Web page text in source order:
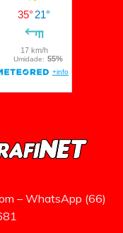
– WhatsApp (66)